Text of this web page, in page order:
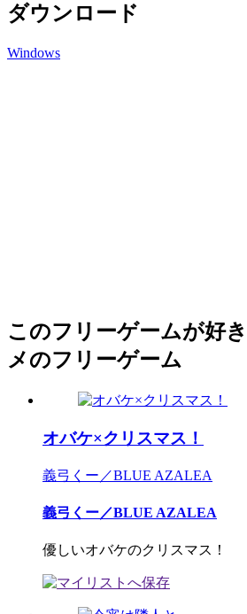
ダウンロード
Windows
このフリーゲームが好
メのフリーゲーム
オバケ×クリスマス！
義弓くー／BLUE AZALEA
義弓くー／BLUE AZALEA
優しいオバケのクリスマス！